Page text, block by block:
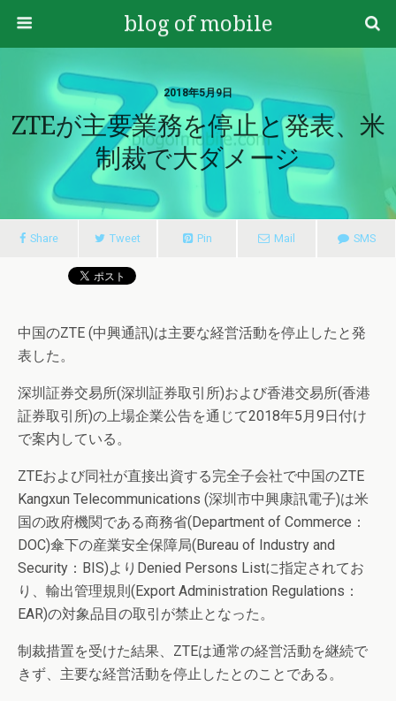
blog of mobile
2018年5月9日
ZTEが主要業務を停止と発表、米
制裁で大ダメージ
Share Tweet Pin Mail SMS
中国のZTE (中興通訊)は主要な経営活動を停止したと発
表した。
深圳証券交易所(深圳証券取引所)および香港交易所(香港
証券取引所)の上場企業公告を通じて2018年5月9日付け
で案内している。
ZTEおよび同社が直接出資する完全子会社で中国のZTE
Kangxun Telecommunications (深圳市中興康訊電子)は米
国の政府機関である商務省(Department of Commerce：
DOC)傘下の産業安全保障局(Bureau of Industry and
Security：BIS)よりDenied Persons Listに指定されてお
り、輸出管理規則(Export Administration Regulations：
EAR)の対象品目の取引が禁止となった。
制裁措置を受けた結果、ZTEは通常の経営活動を継続で
きず、主要な経営活動を停止したとのことである。